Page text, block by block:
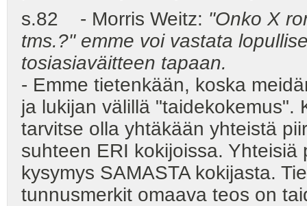
s.82 - Morris Weitz: "Onko X
tms.?" emme voi vastata
tosiasiaväitteen tapaan.
- Emme tietenkään, koska
ja lukijan välillä "taidekokemus".
tarvitse olla yhtäkään yhteistä
suhteen ERI kokijoissa.
kysymys SAMASTA kokijasta.
tunnusmerkit omaava teos on